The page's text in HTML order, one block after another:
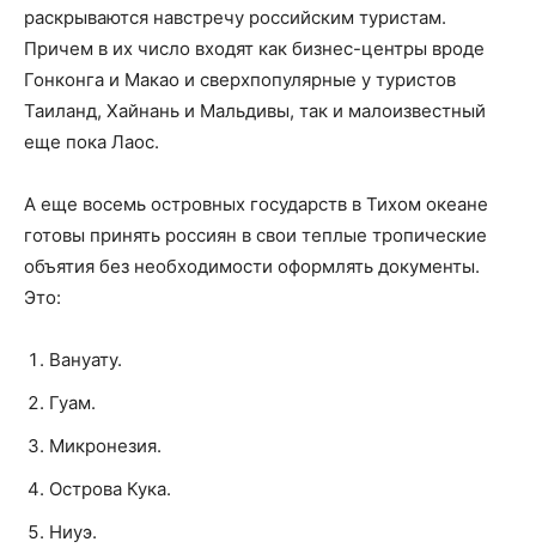
раскрываются навстречу российским туристам.
Причем в их число входят как бизнес-центры вроде
Гонконга и Макао и сверхпопулярные у туристов
Таиланд, Хайнань и Мальдивы, так и малоизвестный
еще пока Лаос.
А еще восемь островных государств в Тихом океане
готовы принять россиян в свои теплые тропические
объятия без необходимости оформлять документы.
Это:
Вануату.
Гуам.
Микронезия.
Острова Кука.
Ниуэ.